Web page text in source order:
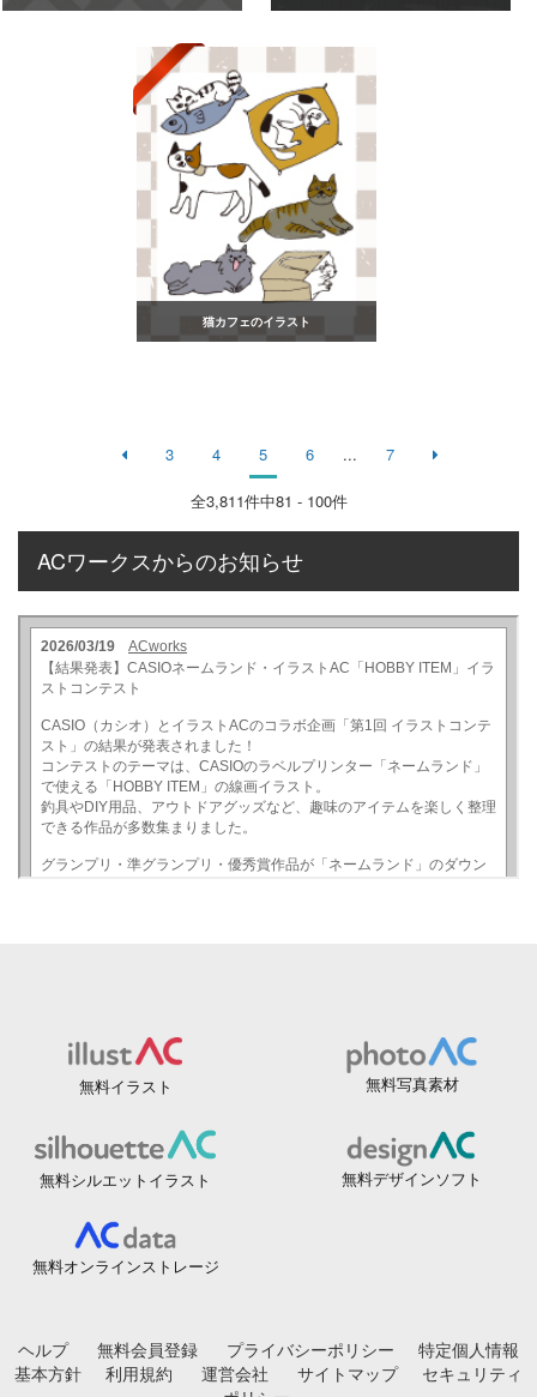
猫カフェのイラスト
3 4 5 6 ... 7
全3,811件中81 - 100件
ACワークスからのお知らせ
無料イラスト 無料写真素材
無料シルエットイラスト 無料デザインソフト
無料オンラインストレージ
ヘルプ 無料会員登録 プライバシーポリシー
特定個人情報
基本方針
利用規約 運営会社 サイトマップ
セキュリティ